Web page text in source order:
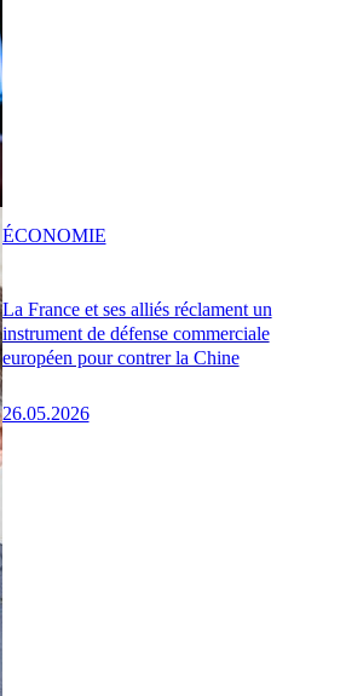
La France et ses alliés réclament un
instrument de défense commerciale
européen pour contrer la Chine
26.05.2026
ÉCONOMIE